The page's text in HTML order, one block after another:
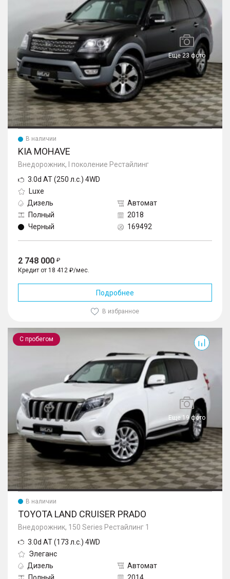
Еще 23 фото
В наличии
KIA MOHAVE
Внедорожник, I поколение Рестайлинг
3.0d AT (250 л.с.) 4WD
Luxe
Дизель
Автомат
Полный
2018
Черный
169492
2 748 000
Кредит от 18 412 ₽/мес.
Подробнее
В избранное
С пробегом
Еще 19 фото
Land Cruiser Prado
В наличии
TOYOTA LAND CRUISER PRADO
Внедорожник, 150 Series Рестайлинг 1
3.0d AT (173 л.с.) 4WD
Элеганс
Дизель
Автомат
Полный
2014